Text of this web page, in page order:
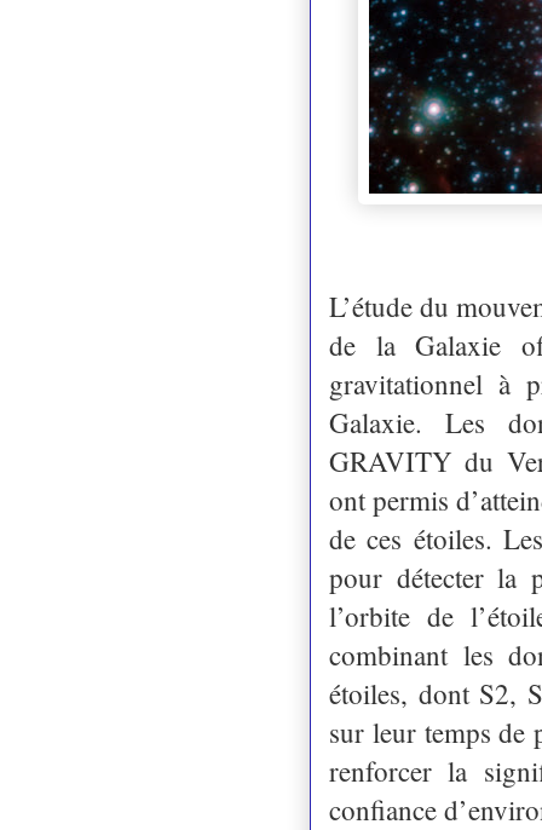
L’étude du
de la Galaxie
gravitationnel à
Galaxie. Les
GRAVITY du
ont permis
de ces étoiles.
pour détecter la
l’orbite de
combinant les
étoiles, dont S2,
sur leur temps de
renforcer la
confiance